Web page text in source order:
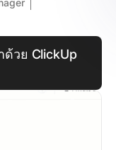
ด้วย ClickUp